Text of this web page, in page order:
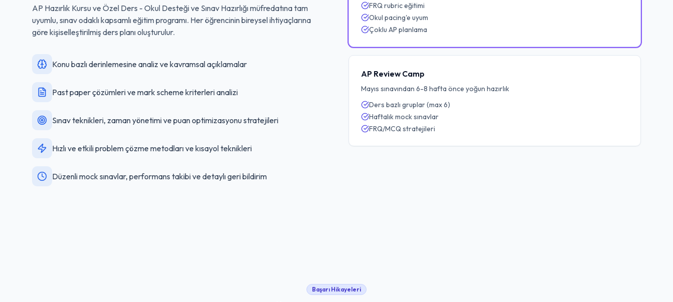
AP Hazırlık Kursu ve Özel Ders - Okul Desteği ve Sınav Hazırlığımüfredatına tam
uyumlu, sınav odaklı kapsamlı eğitim programı. Her öğrencinin bireysel ihtiyaçlarına
göre kişiselleştirilmiş ders planı oluşturulur.
Konu bazlı derinlemesine analiz ve kavramsal açıklamalar
Past paper çözümleri ve mark scheme kriterleri analizi
Sınav teknikleri, zaman yönetimi ve puan optimizasyonu stratejileri
Hızlı ve etkili problem çözme metodları ve kısayol teknikleri
Düzenli mock sınavlar, performans takibi ve detaylı geri bildirim
FRQ rubric eğitimi
Okul pacing'e uyum
Çoklu AP planlama
AP Review Camp
Mayıs sınavından 6-8 hafta önce yoğun hazırlık
Ders bazlı gruplar (max 6)
Haftalık mock sınavlar
FRQ/MCQ stratejileri
Başarı Hikayeleri